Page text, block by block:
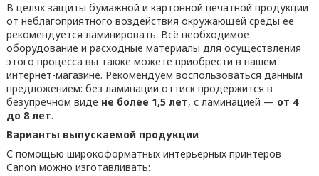
В целях защиты бумажной и картонной печатной продукции
от неблагоприятного воздействия окружающей среды её
рекомендуется ламинировать. Всё необходимое
оборудование и расходные материалы для осуществления
этого процесса вы также можете приобрести в нашем
интернет-магазине. Рекомендуем воспользоваться данным
предложением: без ламинации оттиск продержится в
безупречном виде не более 1,5 лет, с ламинацией — от 4
до 8 лет.
Варианты выпускаемой продукции
С помощью широкоформатных интерьерных принтеров
Canon можно изготавливать: